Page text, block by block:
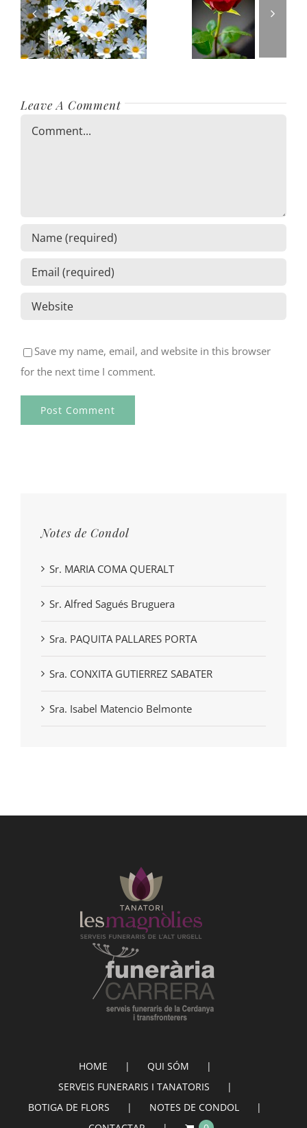
Leave A Comment
Comment
Save my name, email, and website in this browser
for the next time I comment.
Notes de Condol
Sr. MARIA COMA QUERALT
Sr. Alfred Sagués Bruguera
Sra. PAQUITA PALLARES PORTA
Sra. CONXITA GUTIERREZ SABATER
Sra. Isabel Matencio Belmonte
HOME
QUI SÓM
SERVEIS FUNERARIS I TANATORIS
BOTIGA DE FLORS
NOTES DE CONDOL